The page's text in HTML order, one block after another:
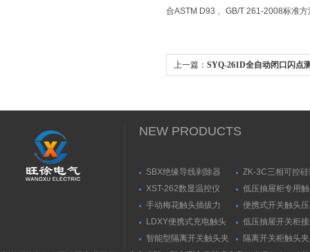
合ASTM D93 、GB/T 261-2008标准方
上一篇： SYQ-261D全自动闭口闪点
NEW PRODUCTS
SBX绝缘导线剥除器
ZK-3C三相可控
触发器
XST-262数显温控仪
低压抽屉柜专用
力测量仪套装
手动梅花触头插拔力
（推拉力）测量仪
便携式开关触头
（夹紧力）测量仪
LDXY便携式充电触头
（指）夹紧力测量仪
低压抽屉开关柜
触头（夹紧力）
智能型隔离开关触头夹
紧力测试仪
隔离开关柜触头
测试仪/精度传感